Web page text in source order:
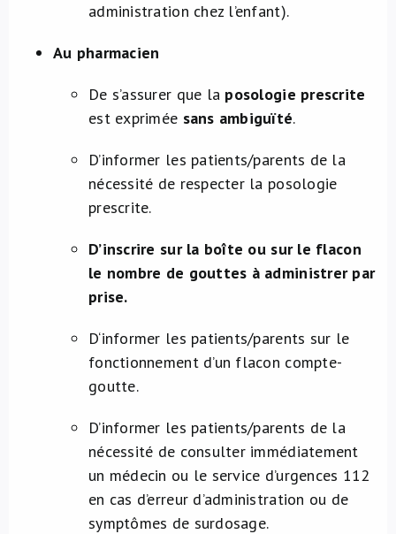
administration chez l’enfant).
Au pharmacien
De s’assurer que la posologie prescrite
est exprimée sans ambiguïté.
D’informer les patients/parents de la
nécessité de respecter la posologie
prescrite.
D’inscrire sur la boîte ou sur le flacon
le nombre de gouttes à administrer par
prise.
D‘informer les patients/parents sur le
fonctionnement d’un flacon compte-
goutte.
D’informer les patients/parents de la
nécessité de consulter immédiatement
un médecin ou le service d’urgences 112
en cas d’erreur d’administration ou de
symptômes de surdosage.